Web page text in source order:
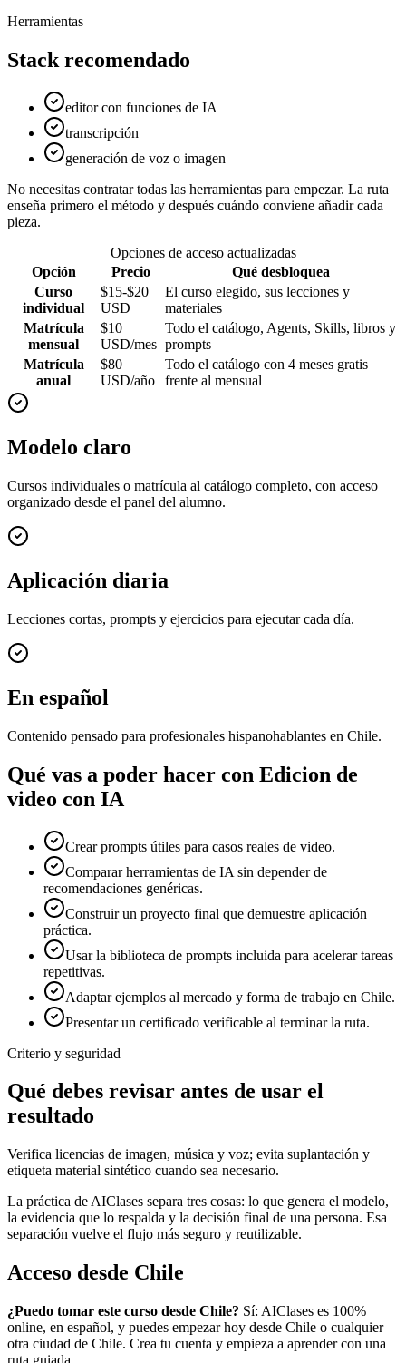
Herramientas
Stack recomendado
editor con funciones de IA
transcripción
generación de voz o imagen
No necesitas contratar todas las herramientas para empezar. La ruta
enseña primero el método y después cuándo conviene añadir cada
pieza.
Opciones de acceso actualizadas
Opción
Precio
Qué desbloquea
Curso
individual
$15-$20
USD
El curso elegido, sus lecciones y
materiales
Matrícula
mensual
$10
USD/mes
Todo el catálogo, Agents, Skills, libros y
prompts
Matrícula
anual
$80
USD/año
Todo el catálogo con 4 meses gratis
frente al mensual
Modelo claro
Cursos individuales o matrícula al catálogo completo, con acceso
organizado desde el panel del alumno.
Aplicación diaria
Lecciones cortas, prompts y ejercicios para ejecutar cada día.
En español
Contenido pensado para profesionales hispanohablantes en Chile.
Qué vas a poder hacer con Edicion de
video con IA
Crear prompts útiles para casos reales de video.
Comparar herramientas de IA sin depender de
recomendaciones genéricas.
Construir un proyecto final que demuestre aplicación
práctica.
Usar la biblioteca de prompts incluida para acelerar tareas
repetitivas.
Adaptar ejemplos al mercado y forma de trabajo en Chile.
Presentar un certificado verificable al terminar la ruta.
Criterio y seguridad
Qué debes revisar antes de usar el
resultado
Verifica licencias de imagen, música y voz; evita suplantación y
etiqueta material sintético cuando sea necesario.
La práctica de AIClases separa tres cosas: lo que genera el modelo,
la evidencia que lo respalda y la decisión final de una persona. Esa
separación vuelve el flujo más seguro y reutilizable.
Acceso desde Chile
¿Puedo tomar este curso desde Chile? Sí: AIClases es 100%
online, en español, y puedes empezar hoy desde Chile o cualquier
otra ciudad de Chile. Crea tu cuenta y empieza a aprender con una